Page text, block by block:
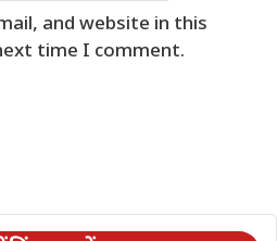
and website in this
time I comment.